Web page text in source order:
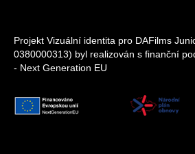
Projekt Vizuální identita pro DAFilms
0380000313) byl realizován s finanční
- Next Generation EU